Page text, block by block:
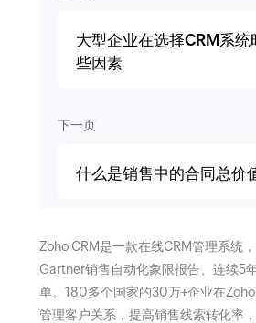
大型企业在选择CRM系统
些因素
下一页
什么是销售中的合同总价
Zoho CRM是一款在线CRM管理系统
Gartner销售自动化象限报告、连续5
单。180多个国家的30万+企业在Zoho
管理客户关系，提高销售线索转化率，